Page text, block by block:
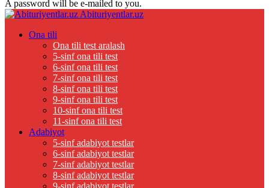
A password will be e-mailed to you.
Abituriyentlar.uz
Ona tili
Ona tili test aralash
5-sinf ona tili test
6-sinf ona tili test
7-sinf ona tili test
8-sinf ona tili test
9-sinf ona tili test
10-sinf ona tili test
11-sinf ona tili test
Adabiyot
5-sinf adabiyot testlar
6-sinf adabiyot testlar
7-sinf adabiyot testlar
8-sinf adabiyot testlar
9-sinf adabiyot testlar